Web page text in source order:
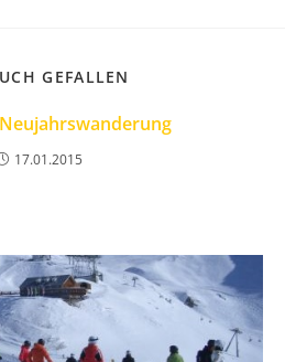
GEFALLEN
17.01.2015